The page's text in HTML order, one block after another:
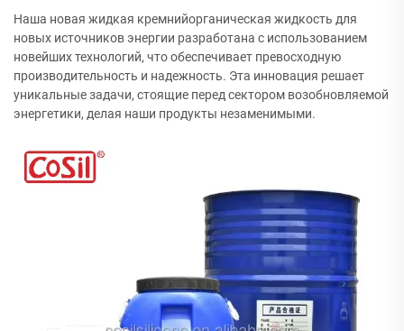
Наша новая жидкая кремнийорганическая жидкость для
новых источников энергии разработана с использованием
новейших технологий, что обеспечивает превосходную
производительность и надежность. Эта инновация решает
уникальные задачи, стоящие перед сектором возобновляемой
энергетики, делая наши продукты незаменимыми.